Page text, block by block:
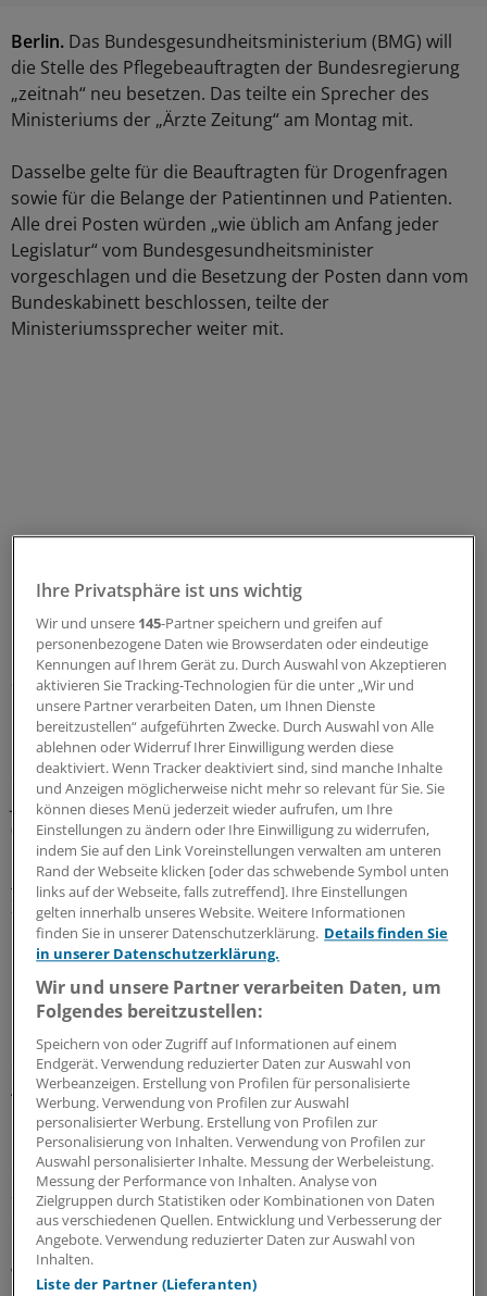
Berlin. Das Bundesgesundheitsministerium (BMG) will
die Stelle des Pflegebeauftragten der Bundesregierung
„zeitnah“ neu besetzen. Das teilte ein Sprecher des
Ministeriums der „Ärzte Zeitung“ am Montag mit.
Dasselbe gelte für die Beauftragten für Drogenfragen
sowie für die Belange der Patientinnen und Patienten.
Alle drei Posten würden „wie üblich am Anfang jeder
Legislatur“ vom Bundesgesundheitsminister
vorgeschlagen und die Besetzung der Posten dann vom
Bundeskabinett beschlossen, teilte der
Ministeriumssprecher weiter mit.
„Kontinuität bei Fachlichkeit muss gewahrt
bleiben“
Bislang hatte Andreas Westerfellhaus (CDU) die Position
des Pflegebeauftragten inne. Ex-Gesundheitsminister
Jens Spahn (CDU) hatte den früheren Pflegerats-Chef
(2009 bis 2017) und examinierten Gesundheits- und
Krankenpflegerim März 2018 überraschend in das Amt
berufen. In der Pflegebranche war das auf große
Zustimmung gestoßen.
Pflegeverbände drängten denn auch auf eine rasche
Neubesetzung der Stelle des Pflegebeauftragten. Die
Präsidentin des Deutschen Pflegerats, Christine Vogler,
hatte erklärt, die Ampel-Koalition müsse darauf achten,
dass die Kontinuität in derFachlichkeit und Kenntnis
Amtes gewahrt bleibe.
Eine ähnliche Forderung adressierte der Vorsitzende
des Bundesverbands Pflegemanagement, Peter Bechtel,
an das BMG. „Wir können nur hoffen, dass die Stelle mit
der gleichen Fachkompetenz aus den Reihen der
beruflich Pflegenden schnellstmöglich nachbesetzt
wird“, sagte Bechtel am Montag.
Ihre Privatsphäre ist uns wichtig
Wir und unsere 145-Partner speichern und greifen auf
personenbezogene Daten wie Browserdaten oder eindeutige
Kennungen auf Ihrem Gerät zu. Durch Auswahl von Akzeptieren
aktivieren Sie Tracking-Technologien für die unter „Wir und
unsere Partner verarbeiten Daten, um Ihnen Dienste
bereitzustellen“ aufgeführten Zwecke. Durch Auswahl von Alle
ablehnen oder Widerruf Ihrer Einwilligung werden diese
deaktiviert. Wenn Tracker deaktiviert sind, sind manche Inhalte
und Anzeigen möglicherweise nicht mehr so relevant für Sie. Sie
können dieses Menü jederzeit wieder aufrufen, um Ihre
Einstellungen zu ändern oder Ihre Einwilligung zu widerrufen,
indem Sie auf den Link Voreinstellungen verwalten am unteren
Rand der Webseite klicken [oder das schwebende Symbol unten
links auf der Webseite, falls zutreffend]. Ihre Einstellungen
gelten innerhalb unseres Website. Weitere Informationen
finden Sie in unserer Datenschutzerklärung. Details finden Sie
in unserer Datenschutzerklärung.
Wir und unsere Partner verarbeiten Daten, um
Folgendes bereitzustellen:
Speichern von oder Zugriff auf Informationen auf einem
Endgerät. Verwendung reduzierter Daten zur Auswahl von
Werbeanzeigen. Erstellung von Profilen für personalisierte
Werbung. Verwendung von Profilen zur Auswahl
personalisierter Werbung. Erstellung von Profilen zur
Personalisierung von Inhalten. Verwendung von Profilen zur
Auswahl personalisierter Inhalte. Messung der Werbeleistung.
Messung der Performance von Inhalten. Analyse von
Zielgruppen durch Statistiken oder Kombinationen von Daten
aus verschiedenen Quellen. Entwicklung und Verbesserung der
Angebote. Verwendung reduzierter Daten zur Auswahl von
Inhalten.
Liste der Partner (Lieferanten)